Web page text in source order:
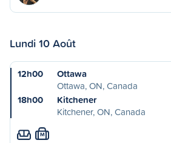
Lundi 10 Août
12h00
Ottawa
Ottawa, ON, Canada
18h00
Kitchener
Kitchener, ON, Canada
M